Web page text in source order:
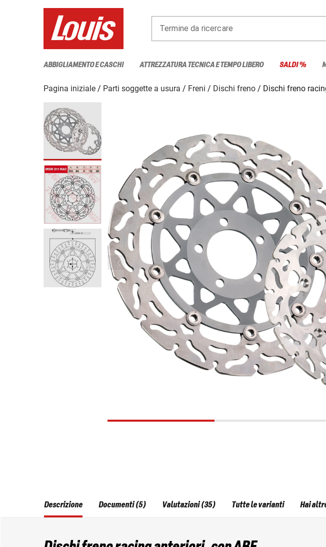
Termine da ricercare
ABBIGLIAMENTO E CASCHI ATTREZZATURA TECNICA E TEMPO LIBERO SALDI %
Pagina iniziale Parti soggette a usura Freni Dischi freno
Dischi freno
Descrizione Documenti (5) Valutazioni (35) Tutte le varianti Hai